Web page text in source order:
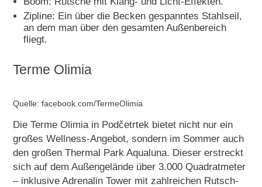
Zipline: Ein über die Becken gespanntes Stahlseil,
an dem man über den gesamten Außenbereich
fliegt.
Terme Olimia
Quelle: facebook.com/TermeOlimia
Die Terme Olimia in Podčetrtek bietet nicht nur ein
großes Wellness-Angebot, sondern im Sommer auch
den großen Thermal Park Aqualuna. Dieser erstreckt
sich auf dem Außengelände über 3.000 Quadratmeter
– inklusive Adrenalin Tower mit zahlreichen Rutsch-